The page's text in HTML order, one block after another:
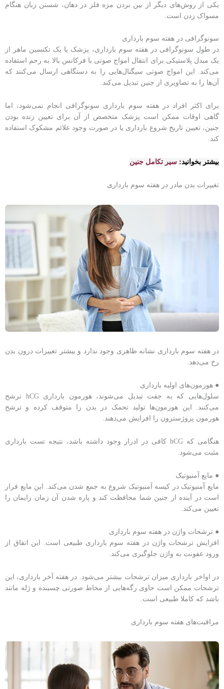
یکی از روش‌های دیگر از بین بردن مزه فلز در دهان، شستن زبان هنگام
مسواک زدن است.
سونوگرافی در هفته سوم بارداری
در طول سونوگرافی در هفته سوم بارداری، پزشک یا یک تکنسین ماهر از
یک مبدل پلاستیکی برای انتقال امواج صوتی با فرکانس بالا به رحم استفاده
می‌کند. این امواج صوتی سیگنال‌هایی را به دستگاهی ارسال می‌کنند که
آن‌ها را به تصاویری از جنین تبدیل می‌کند.
برای اکثر افراد در هفته سوم بارداری سونوگرافی انجام نمی‌شود، اما
گاهی اوقات ممکن است پزشک متخصص از آن برای تعیین زنده بودن
جنین، تعیین تاریخ شروع بارداری یا در صورت وجود علائم مشکوک استفاده
کند.
بیشتر بخوانید: سیر تکامل جنین
تغییرات بدن مادر در هفته سوم بارداری
در هفته سوم بارداری نشانه ظاهری وجود ندارد و بیشتر تغییرات درون بدن
رخ می‌دهد.
● هورمون‌های اولیه بارداری
سلول‌هایی که به جفت تبدیل می‌شوند، هورمون بارداری hCG ترشح
می‌کنند. این هورمون‌ها تولید تحمک در بدن را متوقف کرده و ترشح
هورمون پروژسترون را افزایش می‌دهند.
هنگامی که hCG کافی در ادرار وجود داشته باشد، نتیجه تست بارداری
مثبت می‌شود.
● مایع آمنیوتیک
مایع آمنیوتیک در کیسه آمنیوتیک شروع به جمع شدن می‌کند. این مایع قرار
است در آینده از جنین شما محافظت کند و پاره شدن آن زمان زایمان را
تعیین می‌کند.
● ترشحات واژن در هفته سوم بارداری
افزایش ترشحات واژن در هفته سوم بارداری طبیعی است. این اتفاق از
ورود عفونت به واژن جلوگیری می‌کند.
در اواخر بارداری میزان ترشحات بیشتر می‌شود. در هفته آخر بارداری، این
ترشحات ممکن است حاوی رگه‌هایی از مخاط صورتی چسبنده و ژله مانند
باشد که کاملا طبیعی است.
مراقبت‌های هفته سوم بارداری